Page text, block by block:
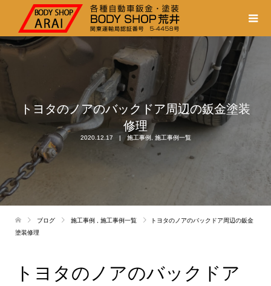
トヨタのノアのバックドア周辺の鈑金塗装
修理
2020.12.17 施工事例 施工事例一覧
ブログ 施工事例 施工事例一覧
トヨタのノアのバックドア周辺の鈑金
塗装修理
トヨタのノアのバックドア